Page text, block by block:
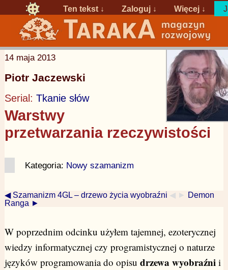
Ten tekst ↓ Zaloguj ↓ Więcej ↓
14 maja 2013
Piotr Jaczewski
Serial: Tkanie słów
Warstwy
przetwarzania rzeczywistości
Kategoria: Nowy szamanizm
◀ Szamanizm 4GL – drzewo życia wyobraźni ◀ ► Demon
Ranga ►
W poprzednim odcinku użyłem tajemnej, ezoterycznej
wiedzy informatycznej czy programistycznej o naturze
języków programowania do opisu drzewa wyobraźni i